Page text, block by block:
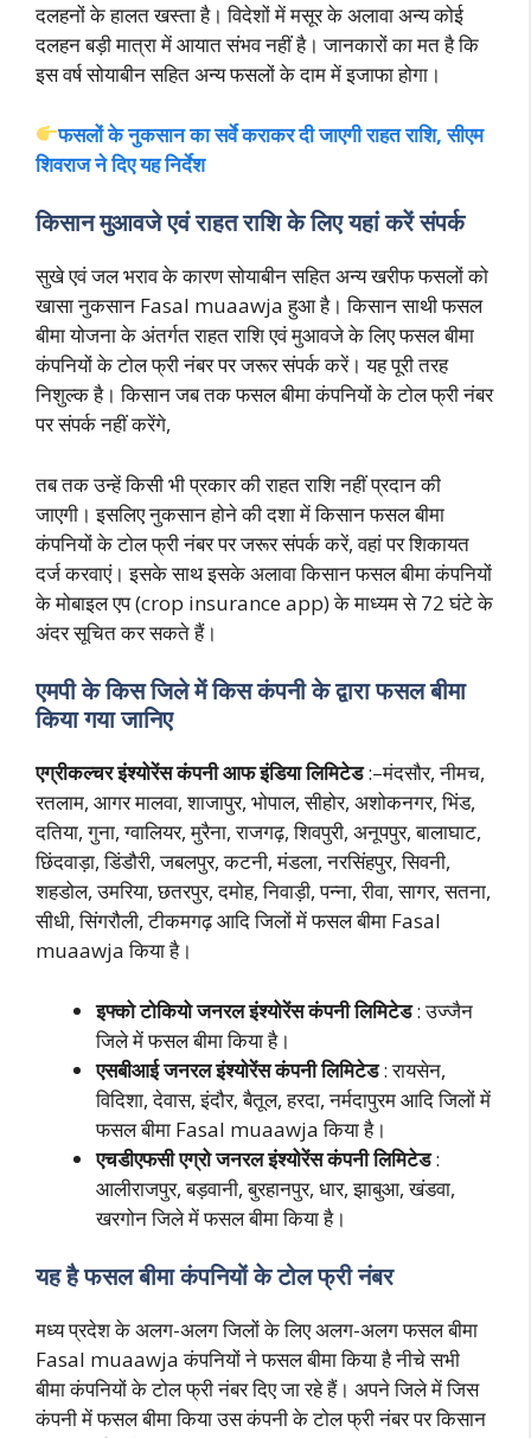
दलहनों के हालत खस्ता है। विदेशों में मसूर के अलावा अन्य कोई
दलहन बड़ी मात्रा में आयात संभव नहीं है। जानकारों का मत है कि
इस वर्ष सोयाबीन सहित अन्य फसलों के दाम में इजाफा होगा।
फसलों के नुकसान का सर्वे कराकर दी जाएगी राहत राशि, सीएम
शिवराज ने दिए यह निर्देश
किसान मुआवजे एवं राहत राशि के लिए यहां करें संपर्क
सुखे एवं जल भराव के कारण सोयाबीन सहित अन्य खरीफ फसलों को
खासा नुकसान Fasal muaawja हुआ है। किसान साथी फसल
बीमा योजना के अंतर्गत राहत राशि एवं मुआवजे के लिए फसल बीमा
कंपनियों के टोल फ्री नंबर पर जरूर संपर्क करें। यह पूरी तरह
निशुल्क है। किसान जब तक फसल बीमा कंपनियों के टोल फ्री नंबर
पर संपर्क नहीं करेंगे,
तब तक उन्हें किसी भी प्रकार की राहत राशि नहीं प्रदान की
जाएगी। इसलिए नुकसान होने की दशा में किसान फसल बीमा
कंपनियों के टोल फ्री नंबर पर जरूर संपर्क करें, वहां पर शिकायत
दर्ज करवाएं। इसके साथ इसके अलावा किसान फसल बीमा कंपनियों
के मोबाइल एप (crop insurance app) के माध्यम से 72 घंटे के
अंदर सूचित कर सकते हैं।
एमपी के किस जिले में किस कंपनी के द्वारा फसल बीमा
किया गया जानिए
एग्रीकल्चर इंश्योरेंस कंपनी आफ इंडिया लिमिटेड:–मंदसौर, नीमच,
रतलाम, आगर मालवा, शाजापुर, भोपाल, सीहोर, अशोकनगर, भिंड,
दतिया, गुना, ग्वालियर, मुरैना, राजगढ़, शिवपुरी, अनूपपुर, बालाघाट,
छिंदवाड़ा, डिंडौरी, जबलपुर, कटनी, मंडला, नरसिंहपुर, सिवनी,
शहडोल, उमरिया, छतरपुर, दमोह, निवाड़ी, पन्ना, रीवा, सागर, सतना,
सीधी, सिंगरौली, टीकमगढ़ आदि जिलों में फसल बीमा Fasal
muaawja किया है।
इफ्को टोकियो जनरल इंश्योरेंस कंपनी लिमिटेड: उज्जैन
जिले में फसल बीमा किया है।
एसबीआई जनरल इंश्योरेंस कंपनी लिमिटेड: रायसेन,
विदिशा, देवास, इंदौर, बैतूल, हरदा, नर्मदापुरम आदि जिलों में
फसल बीमा Fasal muaawja किया है।
एचडीएफसी एग्रो जनरल इंश्योरेंस कंपनी लिमिटेड:
आलीराजपुर, बड़वानी, बुरहानपुर, धार, झाबुआ, खंडवा,
खरगोन जिले में फसल बीमा किया है।
यह है फसल बीमा कंपनियों के टोल फ्री नंबर
मध्य प्रदेश के अलग-अलग जिलों के लिए अलग-अलग फसल बीमा
Fasal muaawja कंपनियों ने फसल बीमा किया है नीचे सभी
बीमा कंपनियों के टोल फ्री नंबर दिए जा रहे हैं। अपने जिले में जिस
कंपनी में फसल बीमा किया उस कंपनी के टोल फ्री नंबर पर किसान